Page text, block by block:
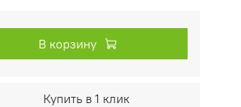
В корзину
Купить в 1 клик